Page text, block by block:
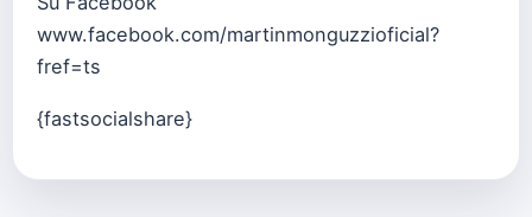
www.facebook.com/martinmonguzzioficial?
fref=ts
{fastsocialshare}